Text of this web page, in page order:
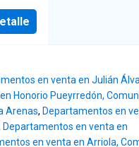
para
muy
2.80
de
y
en venta en Julián
Honorio Pueyrredón,
Arenas, Departamentos en
Departamentos en venta en
en venta en Arriola,